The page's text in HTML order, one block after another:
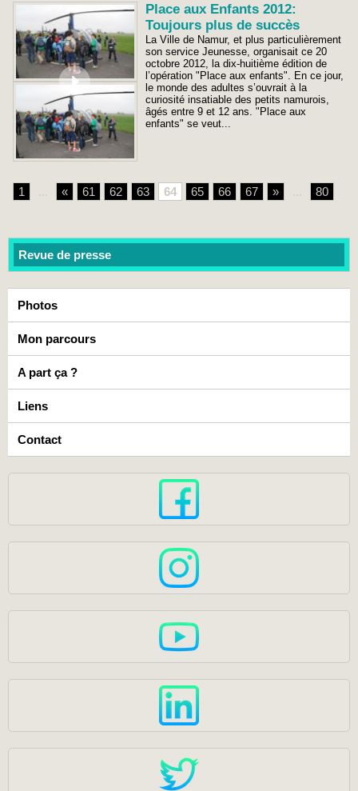
Place aux Enfants 2012:
Toujours plus de succès
La Ville de Namur, et plus particulièrement
son service Jeunesse, organisait ce 20
octobre 2012, la dix-huitième édition de
l’opération "Place aux enfants". En ce jour,
le monde des adultes s’ouvrait à la
curiosité insatiable des petits namurois,
âgés entre 9 et 12 ans. "Place aux
enfants" se veut...
1 « 61 62 63 64 65 66 67 » 80
Revue de presse
Photos
Mon parcours
A part ça ?
Liens
Contact